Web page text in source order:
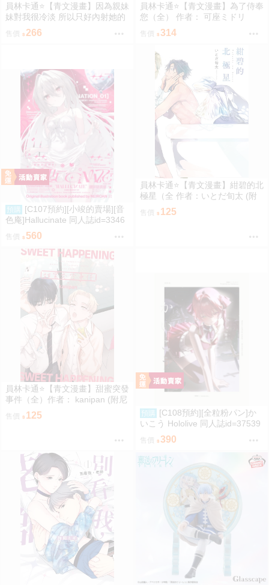
員林卡通⭐️【青文漫畫】因為親妹
妹對我很冷淡 所以只好內射她的
好朋友（全） 作者： あきさかや
もか
售價 266
員林卡通⭐️【青文漫畫】為了侍奉
您（全） 作者： 可座ミドリ
售價 314
預購
[C107預約][小竣的賣場][音
色庵]Hallucinate 同人誌id=3346
售價 560
員林卡通⭐️【青文漫畫】紺碧的北
極星（全 作者：いとだ旬太 (附
尼采書套)
售價 125
員林卡通⭐️【青文漫畫】甜蜜突發
事件（全）作者： kanipan (附尼
采書套)
售價 125 預購
[C108預約][全粒粉パン]か
いこう Hololive 同人誌id=37539
售價 390